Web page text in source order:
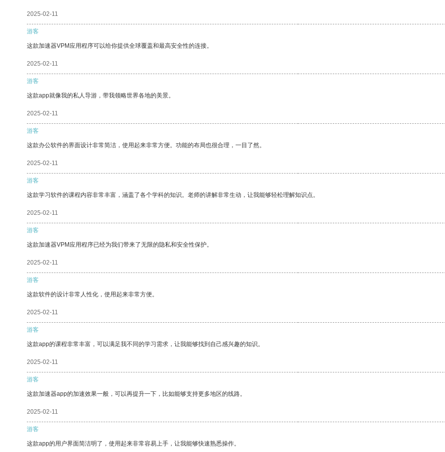
2025-02-11
游客
这款加速器VPM应用程序可以给你提供全球覆盖和最高安全性的连接。
2025-02-11
游客
这款app就像我的私人导游，带我领略世界各地的美景。
2025-02-11
游客
这款办公软件的界面设计非常简洁，使用起来非常方便。功能的布局也很合理，一目了然。
2025-02-11
游客
这款学习软件的课程内容非常丰富，涵盖了各个学科的知识。老师的讲解非常生动，让我能够轻松理解知识点。
2025-02-11
游客
这款加速器VPM应用程序已经为我们带来了无限的隐私和安全性保护。
2025-02-11
游客
这款软件的设计非常人性化，使用起来非常方便。
2025-02-11
游客
这款app的课程非常丰富，可以满足我不同的学习需求，让我能够找到自己感兴趣的知识。
2025-02-11
游客
这款加速器app的加速效果一般，可以再提升一下，比如能够支持更多地区的线路。
2025-02-11
游客
这款app的用户界面简洁明了，使用起来非常容易上手，让我能够快速熟悉操作。